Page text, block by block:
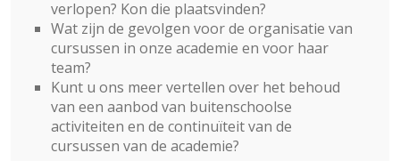
verlopen? Kon die plaatsvinden?
Wat zijn de gevolgen voor de organisatie van
cursussen in onze academie en voor haar
team?
Kunt u ons meer vertellen over het behoud
van een aanbod van buitenschoolse
activiteiten en de continuïteit van de
cursussen van de academie?